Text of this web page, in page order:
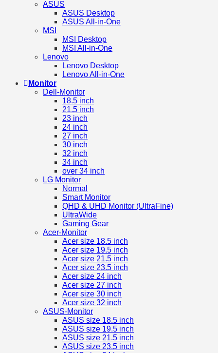
ASUS
ASUS Desktop
ASUS All-in-One
MSI
MSI Desktop
MSI All-in-One
Lenovo
Lenovo Desktop
Lenovo All-in-One
Monitor
Dell-Monitor
18.5 inch
21.5 inch
23 inch
24 inch
27 inch
30 inch
32 inch
34 inch
over 34 inch
LG Monitor
Normal
Smart Monitor
QHD & UHD Monitor (UltraFine)
UltraWide
Gaming Gear
Acer-Monitor
Acer size 18.5 inch
Acer size 19.5 inch
Acer size 21.5 inch
Acer size 23.5 inch
Acer size 24 inch
Acer size 27 inch
Acer size 30 inch
Acer size 32 inch
ASUS-Monitor
ASUS size 18.5 inch
ASUS size 19.5 inch
ASUS size 21.5 inch
ASUS size 23.5 inch